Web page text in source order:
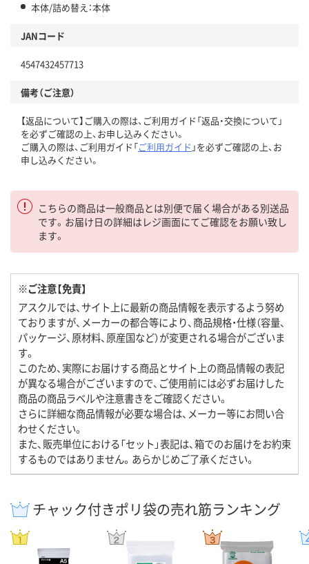
本体/詰め替え：本体
JANコード
4547432457713
備考（ご注意）
【返品について】ご購入の際は、ご利用ガイド「返品・交換について」
を必ずご確認の上、お申し込みください。
ご購入の際は、ご利用ガイド「ご利用ガイド 」を必ずご確認の上、お
申し込みください。
こちらの商品は一般商品とは別便で届く場合がある別送品
です。お届け日の詳細はレジ画面にてご確認をお願い致し
ます。
※ご注意【免責】
アスクルでは、サイト上に最新の商品情報を表示するよう努め
ておりますが、メーカーの都合等により、商品規格・仕様（容量、
パッケージ、原材料、原産国など）が変更される場合がございま
す。
このため、実際にお届けする商品とサイト上の商品情報の表記
が異なる場合がございますので、ご使用前には必ずお届けした
商品の商品ラベルや注意書きをご確認ください。
さらに詳細な商品情報が必要な場合は、メーカー等にお問い合
わせください。
また、販売単位における「セット」表記は、箱でのお届けをお約束
するものではありません。あらかじめご了承ください。
チャック付きポリ袋の売れ筋ランキング